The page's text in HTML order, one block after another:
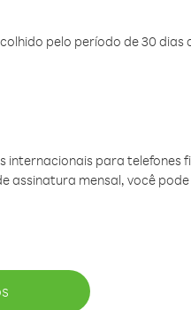
pelo período de 30 dias
internacionais para telefones
assinatura mensal, você